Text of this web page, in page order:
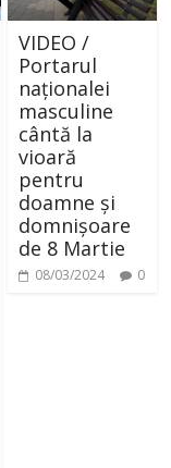
VIDEO /
Portarul
naționalei
masculine
cântă la
vioară
pentru
doamne și
domnișoare
de 8 Martie
08/03/2024 0